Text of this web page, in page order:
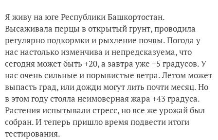
Я живу на юге Республики Башкортостан.
Высаживала перцы в открытый грунт, проводила
регулярно подкормки и рыхление почвы. Погода у
нас настолько изменчива и непредсказуема, что
сегодня может быть +20, а завтра уже +5 градусов. У
нас очень сильные и порывистые ветра. Летом может
выпасть град, или дожди могут лить почти месяц. Но
в этом году стояла неимоверная жара +43 градуса.
Растения испытывали стресс, но все же урожай был
собран. И теперь пришло время подвести итоги
тестирования.